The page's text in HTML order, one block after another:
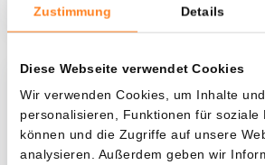
Zustimmung Details
Diese Webseite verwendet Cookies
Wir verwenden Cookies, um Inhalte
personalisieren, Funktionen für soziale
können und die Zugriffe auf unsere
analysieren. Außerdem geben wir
Was, wenn ich...?
Zie hoeveel waarde je vandaag
je dollar-cost averaging had